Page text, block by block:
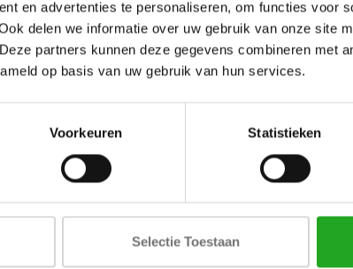
en advertenties te personaliseren, om functies voor
delen we informatie over uw gebruik van onze site
partners kunnen deze gegevens combineren met
op basis van uw gebruik van hun services.
Voorkeuren Statistieken
Selectie Toestaan
SCHRIJF JE IN VOOR DE NIEUWSBRIEF
And stay up to date with our latest offers